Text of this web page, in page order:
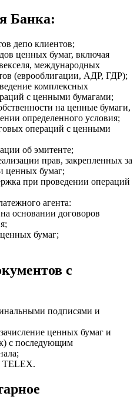
Банка:
депо клиентов;
ценных бумаг, включая
международных
(еврооблигации, АДР, ГДР);
комплексных
с ценными бумагами;
на ценные бумаги,
определенного условия;
операций с ценными
об эмитенте;
прав, закрепленных за
ценных бумаг;
при проведении операций
агента:
основании договоров
бумаг;
с
подписями и
ценных бумаг и
с последующим
TELEX.